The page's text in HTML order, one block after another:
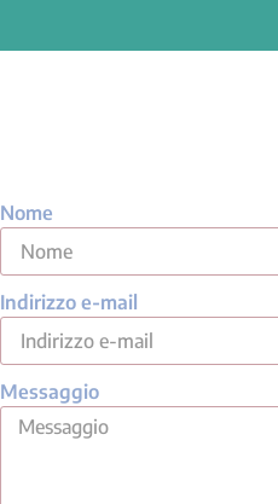
Nome
Indirizzo e-mail
Messaggio